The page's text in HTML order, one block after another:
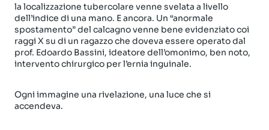
la localizzazione tubercolare venne svelata a livello
dell’indice di una mano. E ancora. Un “anormale
spostamento” del calcagno venne bene evidenziato coi
raggi X su di un ragazzo che doveva essere operato dal
prof. Edoardo Bassini, ideatore dell’omonimo, ben noto,
intervento chirurgico per l’ernia inguinale.
Ogni immagine una rivelazione, una luce che si
accendeva.